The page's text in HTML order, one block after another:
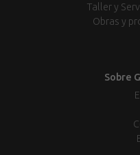
Taller y
Obras y
Sobre